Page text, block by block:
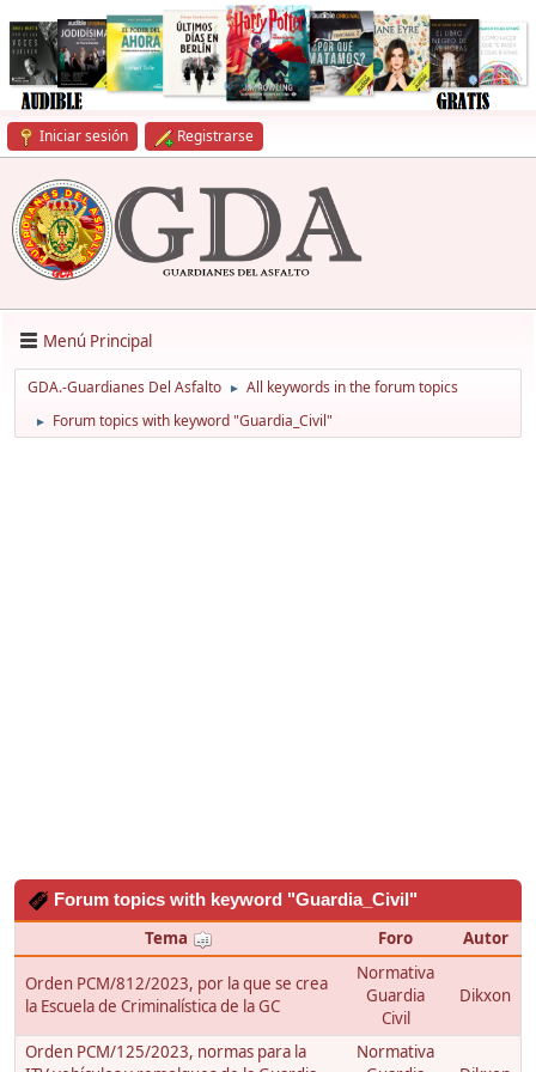
Iniciar sesión Registrarse
Menú Principal
GDA.-Guardianes Del Asfalto ► All keywords in the forum topics
► Forum topics with keyword "Guardia_Civil"
Forum topics with keyword "Guardia_Civil"
Tema Foro Autor
Orden PCM/812/2023, por la que se crea
la Escuela de Criminalística de la GC
Normativa
Guardia
Civil
Dikxon
Orden PCM/125/2023, normas para la
Normativa